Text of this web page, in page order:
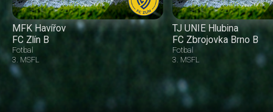
MFK Havířov
FC Zlín B
Fotbal
3. MSFL
TJ UNIE Hlubina
FC Zbrojovka Brno B
Fotbal
3. MSFL